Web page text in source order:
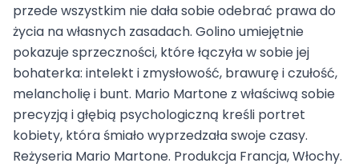
przede wszystkim nie dała sobie odebrać prawa do
życia na własnych zasadach. Golino umiejętnie
pokazuje sprzeczności, które łączyła w sobie jej
bohaterka: intelekt i zmysłowość, brawurę i czułość,
melancholię i bunt. Mario Martone z właściwą sobie
precyzją i głębią psychologiczną kreśli portret
kobiety, która śmiało wyprzedzała swoje czasy.
Reżyseria Mario Martone. Produkcja Francja, Włochy.